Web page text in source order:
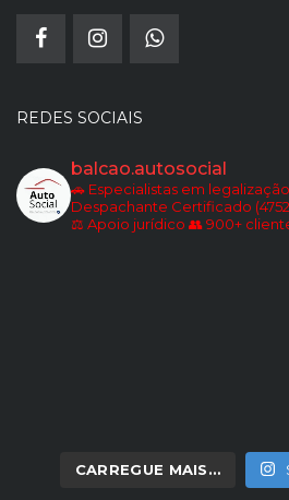
REDES SOCIAIS
balcao.autosocial
🚗 Especialistas em
Despachante Certificado
⚖️ Apoio jurídico 👥 900+
CARREGUE MAIS…